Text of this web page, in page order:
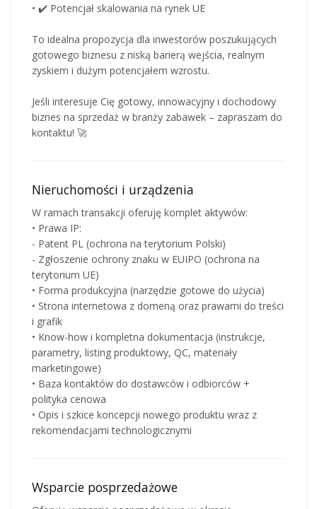
• ✔️ Potencjał skalowania na rynek UE
To idealna propozycja dla inwestorów poszukujących
gotowego biznesu z niską barierą wejścia, realnym
zyskiem i dużym potencjałem wzrostu.
Jeśli interesuje Cię gotowy, innowacyjny i dochodowy
biznes na sprzedaż w branży zabawek – zapraszam do
kontaktu! 🚀
Nieruchomości i urządzenia
W ramach transakcji oferuję komplet aktywów:
• Prawa IP:
- Patent PL (ochrona na terytorium Polski)
- Zgłoszenie ochrony znaku w EUIPO (ochrona na
terytorium UE)
• Forma produkcyjna (narzędzie gotowe do użycia)
• Strona internetowa z domeną oraz prawami do treści
i grafik
• Know-how i kompletna dokumentacja (instrukcje,
parametry, listing produktowy, QC, materiały
marketingowe)
• Baza kontaktów do dostawców i odbiorców +
polityka cenowa
• Opis i szkice koncepcji nowego produktu wraz z
rekomendacjami technologicznymi
Wsparcie posprzedażowe